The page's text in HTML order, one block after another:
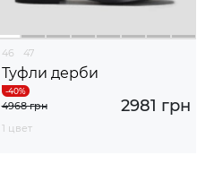
46 47
Туфли дерби
2981 грн
4968 грн
1 цвет